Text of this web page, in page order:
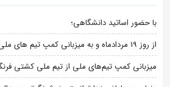
با حضور اساتید دانشگاهی؛
از روز 19 مردادماه و به میزبانی کمپ تیم های ملی؛
میزبانی کمپ تیم‌های ملی از تیم ملی کشتی